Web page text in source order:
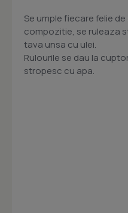
Se umple fiecare felie
compozitie, se ruleaza
tava unsa cu ulei.
Rulourile se dau la
stropesc cu apa.